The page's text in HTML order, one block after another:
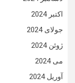
اکتبر 2024
جولای 2024
ژوئن 2024
می 2024
آوریل 2024